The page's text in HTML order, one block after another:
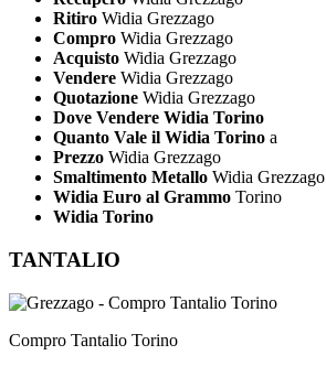
Ritiro Widia Grezzago
Compro Widia Grezzago
Acquisto Widia Grezzago
Vendere Widia Grezzago
Quotazione Widia Grezzago
Dove Vendere Widia Torino
Quanto Vale il Widia Torino a
Prezzo Widia Grezzago
Smaltimento Metallo Widia Grezzago
Widia Euro al Grammo Torino
Widia Torino
TANTALIO
Compro Tantalio Torino